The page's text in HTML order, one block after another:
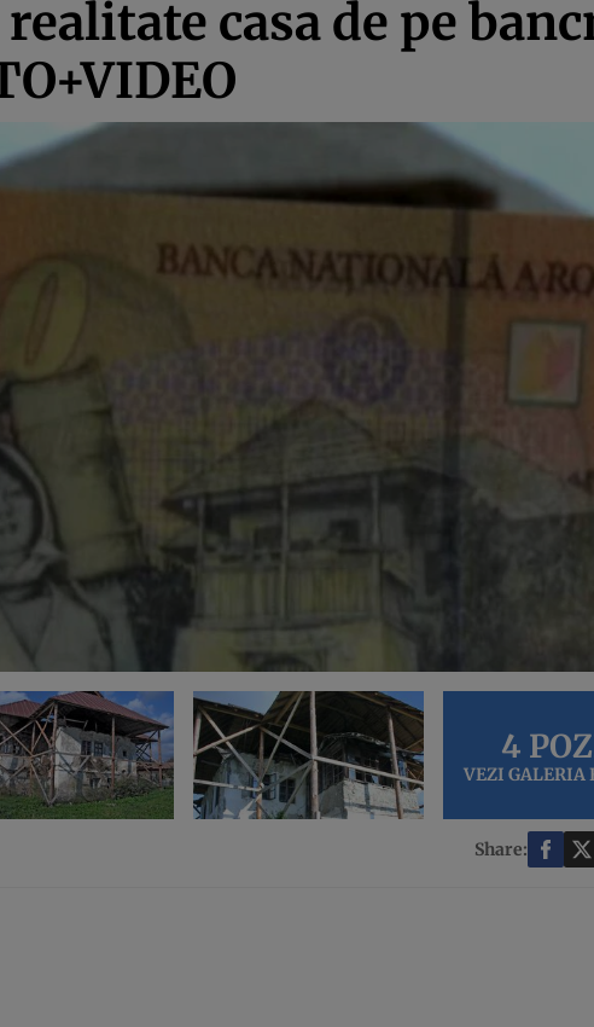
casa de pe
4
VEZI GALERIA
Share: